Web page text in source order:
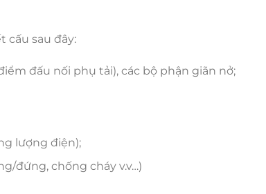
cấu sau đây:
đấu nối phụ tải), các bộ phận giãn nở;
lượng điện);
đứng, chống cháy v.v…)